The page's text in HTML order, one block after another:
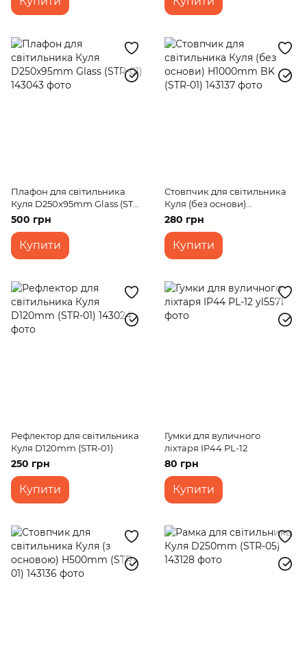
Плафон для світильника
Куля D250x95mm Glass (STR-
01)
500 грн
Купити
Стовпчик для світильника
Куля (без основи)
H1000mm BK (STR-01)
280 грн
Купити
Рефлектор для світильника
Куля D120mm (STR-01)
250 грн
Купити
Гумки для вуличного
ліхтаря IP44 PL-12
80 грн
Купити